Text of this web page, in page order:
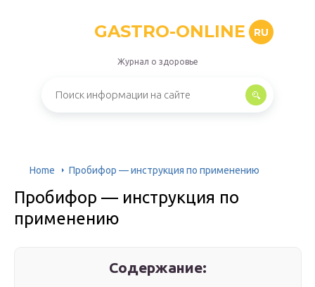
GASTRO-ONLINE RU
Журнал о здоровье
Home Пробифор — инструкция по применению
Пробифор — инструкция по
применению
Содержание: